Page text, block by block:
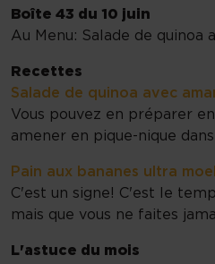
Boîte 43 du 10 juin
Au Menu: Salade de
Recettes
Salade de quinoa avec
Vous pouvez en préparer
amener en pique-nique
Pain aux bananes ultra
C'est un signe! C'est le
mais que vous ne faites
L'astuce du mois